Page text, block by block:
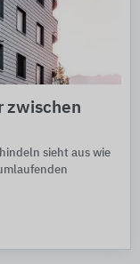
zwischen
sieht aus wie